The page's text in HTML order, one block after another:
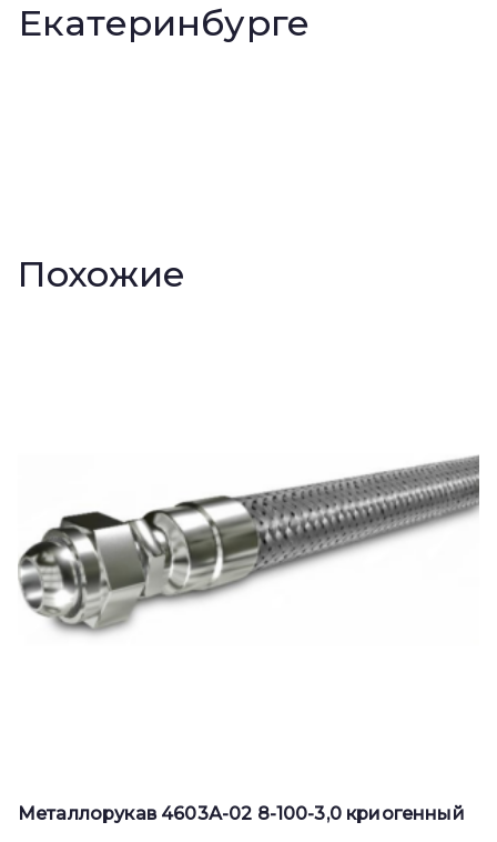
Екатеринбурге
Похожие
Металлорукав 4603А-02 8-100-3,0 криогенный